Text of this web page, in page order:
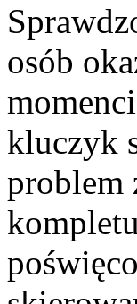
osób
kluczyk
problem